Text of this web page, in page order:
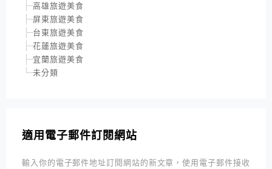
高雄旅遊美食
屏東旅遊美食
台東旅遊美食
花蓮旅遊美食
宜蘭旅遊美食
未分類
適用電子郵件訂閱網站
輸入你的電子郵件地址訂閱網站的新文章，使用電子郵件接收